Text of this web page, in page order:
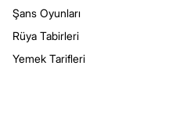
Şans Oyunları
Rüya Tabirleri
Yemek Tarifleri